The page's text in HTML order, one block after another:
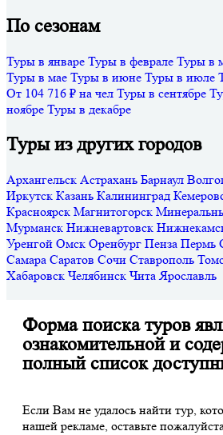
По сезонам
Туры в январе Туры в феврале Туры в
Туры в мае Туры в июне Туры в июле
От 104 716 ₽ на чел Туры в сентябре
ноябре Туры в декабре
Туры из других городов
Архангельск Астрахань Барнаул
Иркутск Казань Калининград
Красноярск Магнитогорск
Мурманск Нижневартовск
Уренгой Омск Оренбург Пенза Пермь
Самара Саратов Сочи Ставрополь
Хабаровск Челябинск Чита Ярославль
Форма поиска туров
ознакомительной и
полный список
Если Вам не удалось найти тур,
нашей рекламе, оставьте